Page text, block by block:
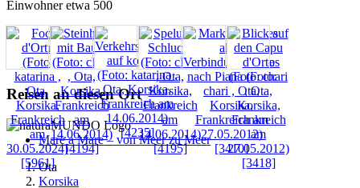
Einwohner etwa 500
Reisen an diesen Ort
Mare a Mare – von Meer zu Meer
Ota
Korsika